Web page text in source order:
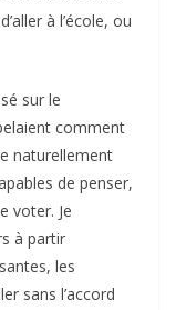
à l’école, ou
sur le
comment
naturellement
de penser,
voter. Je
à partir
les
sans l’accord